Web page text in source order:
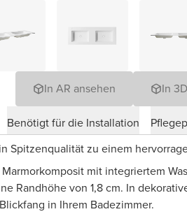
In AR ansehen In
Benötigt für die Installation
Spitzenqualität zu einem
mit integriertem
Randhöhe von 1,8 cm. In
in Ihrem Badezimmer.